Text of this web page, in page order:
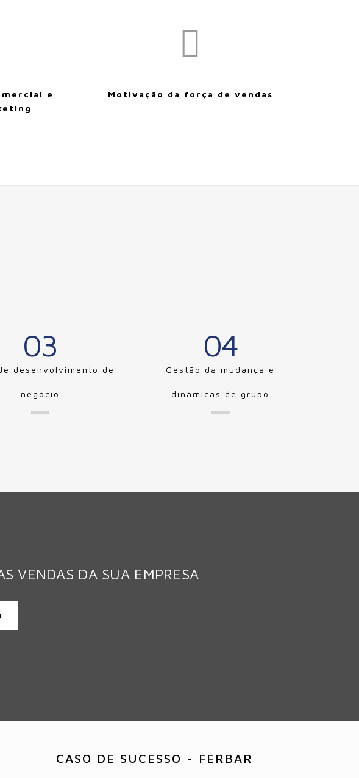
e
Motivação da força de vendas
03
desenvolvimento de
negócio
04
Gestão da mudança e
dinâmicas de grupo
VENDAS DA SUA EMPRESA
CASO DE SUCESSO - FERBAR